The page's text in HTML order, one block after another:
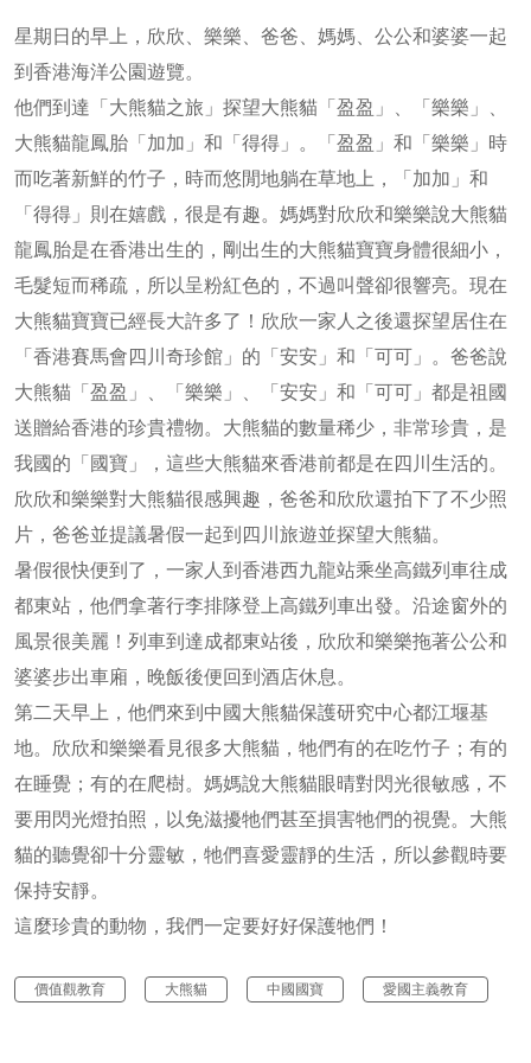
星期日的早上，欣欣、樂樂、爸爸、媽媽、公公和婆婆一起
到香港海洋公園遊覽。
他們到達「大熊貓之旅」探望大熊貓「盈盈」、「樂樂」、
大熊貓龍鳳胎「加加」和「得得」。「盈盈」和「樂樂」時
而吃著新鮮的竹子，時而悠閒地躺在草地上，「加加」和
「得得」則在嬉戲，很是有趣。媽媽對欣欣和樂樂說大熊貓
龍鳳胎是在香港出生的，剛出生的大熊貓寶寶身體很細小，
毛髮短而稀疏，所以呈粉紅色的，不過叫聲卻很響亮。現在
大熊貓寶寶已經長大許多了！欣欣一家人之後還探望居住在
「香港賽馬會四川奇珍館」的「安安」和「可可」。爸爸說
大熊貓「盈盈」、「樂樂」、「安安」和「可可」都是祖國
送贈給香港的珍貴禮物。大熊貓的數量稀少，非常珍貴，是
我國的「國寶」，這些大熊貓來香港前都是在四川生活的。
欣欣和樂樂對大熊貓很感興趣，爸爸和欣欣還拍下了不少照
片，爸爸並提議暑假一起到四川旅遊並探望大熊貓。
暑假很快便到了，一家人到香港西九龍站乘坐高鐵列車往成
都東站，他們拿著行李排隊登上高鐵列車出發。沿途窗外的
風景很美麗！列車到達成都東站後，欣欣和樂樂拖著公公和
婆婆步出車廂，晚飯後便回到酒店休息。
第二天早上，他們來到中國大熊貓保護研究中心都江堰基
地。欣欣和樂樂看見很多大熊貓，牠們有的在吃竹子；有的
在睡覺；有的在爬樹。媽媽說大熊貓眼晴對閃光很敏感，不
要用閃光燈拍照，以免滋擾牠們甚至損害牠們的視覺。大熊
貓的聽覺卻十分靈敏，牠們喜愛靈靜的生活，所以參觀時要
保持安靜。
這麼珍貴的動物，我們一定要好好保護牠們！
價值觀教育 大熊貓 中國國寶 愛國主義教育